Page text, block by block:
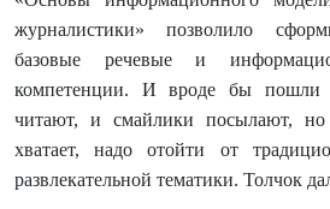
журналистики» позволило
базовые речевые и
компетенции. И вроде бы пошли
читают, и смайлики посылают, но
хватает, надо отойти от
развлекательной тематики. Толчок